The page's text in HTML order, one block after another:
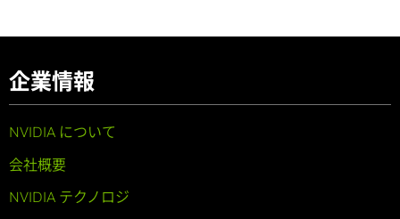
企業情報
NVIDIA について
会社概要
NVIDIA テクノロジ